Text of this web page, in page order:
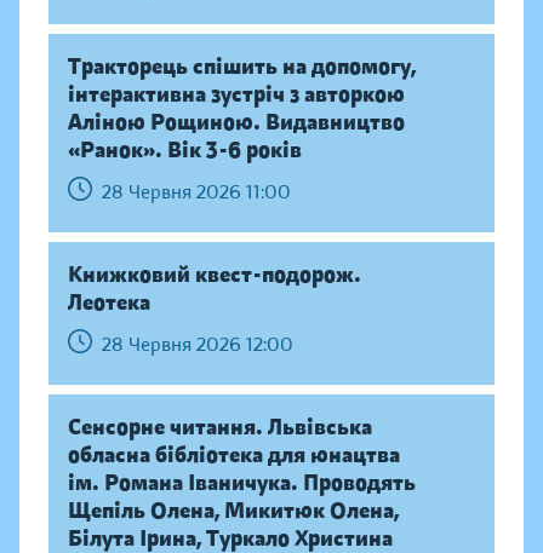
Тракторець спішить на допомогу,
інтерактивна зустріч з авторкою
Аліною Рощиною. Видавництво
«Ранок». Вік 3-6 років
28 Червня 2026 11:00
Книжковий квест-подорож.
Леотека
28 Червня 2026 12:00
Сенсорне читання. Львівська
обласна бібліотека для юнацтва
ім. Романа Іваничука. Проводять
Щепіль Олена, Микитюк Олена,
Білута Ірина, Туркало Христина